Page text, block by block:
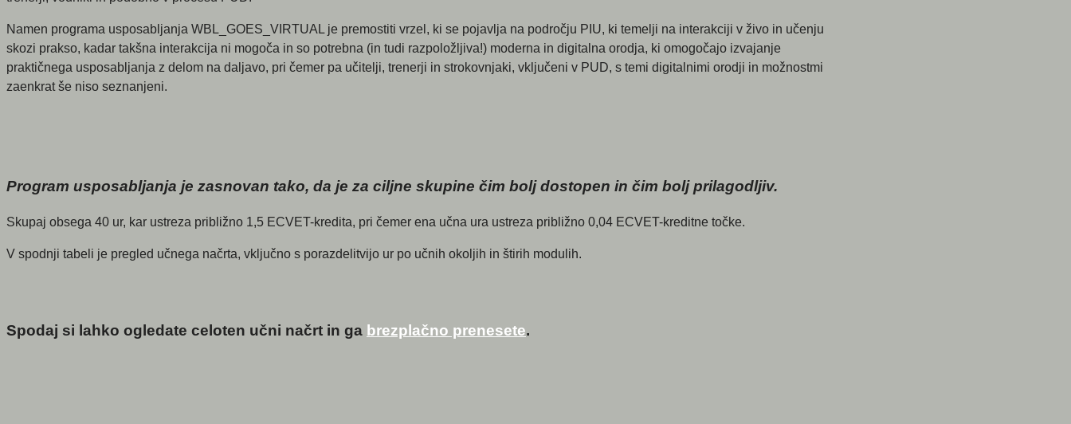
Namen programa usposabljanja WBL_GOES_VIRTUAL je premostiti vrzel, ki se pojavlja na področju PIU, ki temelji na interakciji v živo in učenju
skozi prakso, kadar takšna interakcija ni mogoča in so potrebna (in tudi razpoložljiva!) moderna in digitalna orodja, ki omogočajo izvajanje
praktičnega usposabljanja z delom na daljavo, pri čemer pa učitelji, trenerji in strokovnjaki, vključeni v PUD, s temi digitalnimi orodji in možnostmi
zaenkrat še niso seznanjeni.
Program usposabljanja je zasnovan tako, da je za ciljne skupine čim bolj dostopen in čim bolj prilagodljiv.
Skupaj obsega 40 ur, kar ustreza približno 1,5 ECVET-kredita, pri čemer ena učna ura ustreza približno 0,04 ECVET-kreditne točke.
V spodnji tabeli je pregled učnega načrta, vključno s porazdelitvijo ur po učnih okoljih in štirih modulih.
Spodaj si lahko ogledate celoten učni načrt in ga brezplačno prenesete.